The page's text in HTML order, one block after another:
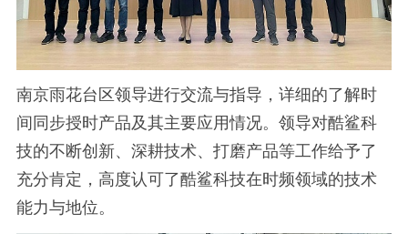
南京雨花台区领导进行交流与指导，详细的了解时
间同步授时产品及其主要应用情况。领导对酷鲨科
技的不断创新、深耕技术、打磨产品等工作给予了
充分肯定，高度认可了酷鲨科技在时频领域的技术
能力与地位。